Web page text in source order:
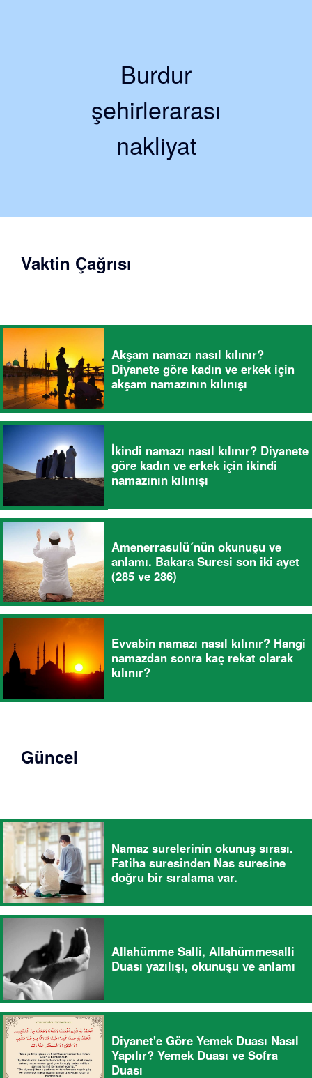
Burdur
şehirlerarası
nakliyat
Vaktin Çağrısı
Akşam namazı nasıl kılınır?
Diyanete göre kadın ve erkek için
akşam namazının kılınışı
İkindi namazı nasıl kılınır? Diyanete
göre kadın ve erkek için ikindi
namazının kılınışı
Amenerrasulü´nün okunuşu ve
anlamı. Bakara Suresi son iki ayet
(285 ve 286)
Evvabin namazı nasıl kılınır? Hangi
namazdan sonra kaç rekat olarak
kılınır?
Güncel
Namaz surelerinin okunuş sırası.
Fatiha suresinden Nas suresine
doğru bir sıralama var.
Allahümme Salli, Allahümmesalli
Duası yazılışı, okunuşu ve anlamı
Diyanet'e Göre Yemek Duası Nasıl
Yapılır? Yemek Duası ve Sofra
Duası